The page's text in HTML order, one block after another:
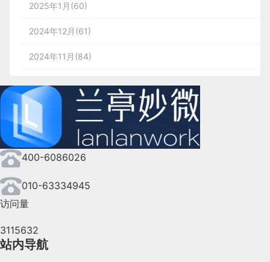
2025年1月(60)
2024年12月(61)
2024年11月(84)
2024年9月(144)
2024年8月(164)
2024年7月(107)
2024年6月(63)
2024年4月(44)
400-6086026
010-63334945
访问量
3115632
站内导航